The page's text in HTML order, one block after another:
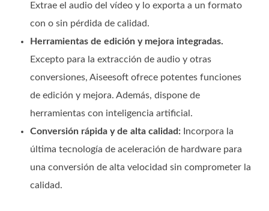
Extrae el audio del vídeo y lo exporta a un formato
con o sin pérdida de calidad.
Herramientas de edición y mejora integradas.
Excepto para la extracción de audio y otras
conversiones, Aiseesoft ofrece potentes funciones
de edición y mejora. Además, dispone de
herramientas con inteligencia artificial.
Conversión rápida y de alta calidad: Incorpora la
última tecnología de aceleración de hardware para
una conversión de alta velocidad sin comprometer la
calidad.